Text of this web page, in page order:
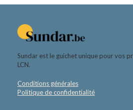
Sundar est le guichet unique pour vos
LCN.
Conditions générales
Politique de confidentialité